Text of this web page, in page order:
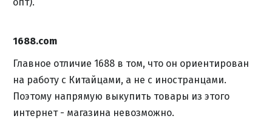
1688.com
Главное отличие 1688 в том, что он ориентирован
на работу с Китайцами, а не с иностранцами.
Поэтому напрямую выкупить товары из этого
интернет - магазина невозможно.